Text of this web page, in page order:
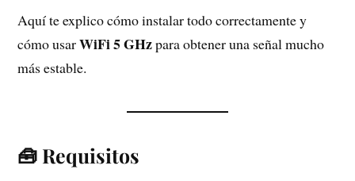
Aquí te explico cómo instalar todo correctamente y
cómo usarWiFi 5 GHzpara obtener una señal mucho
más estable.
🧰 Requisitos